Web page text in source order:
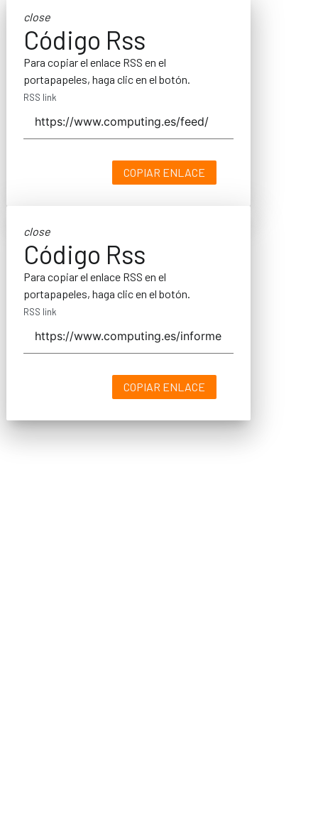
close
Código Rss
Para copiar el enlace RSS en el
portapapeles, haga clic en el botón.
RSS link
COPIAR ENLACE
close
Código Rss
Para copiar el enlace RSS en el
portapapeles, haga clic en el botón.
RSS link
COPIAR ENLACE